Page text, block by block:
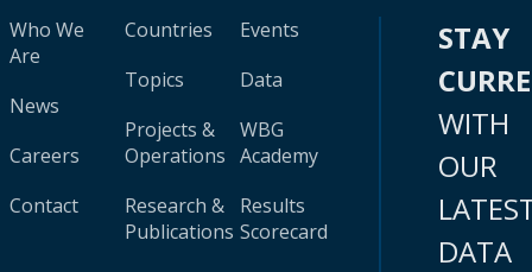
Who We
Are
News
Careers
Contact
Countries
Topics
Projects &
Operations
Research &
Publications
Events
Data
WBG
Academy
Results
Scorecard
STAY
WITH
OUR
DATA